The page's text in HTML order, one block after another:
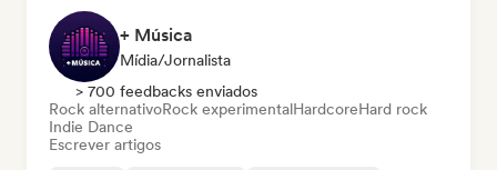
+ Música
Mídia/Jornalista
> 700 feedbacks enviados
Rock alternativoRock experimentalHardcoreHard rock
Indie Dance
Escrever artigos